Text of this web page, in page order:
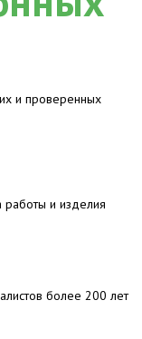
и проверенных
работы и изделия
более 200 лет